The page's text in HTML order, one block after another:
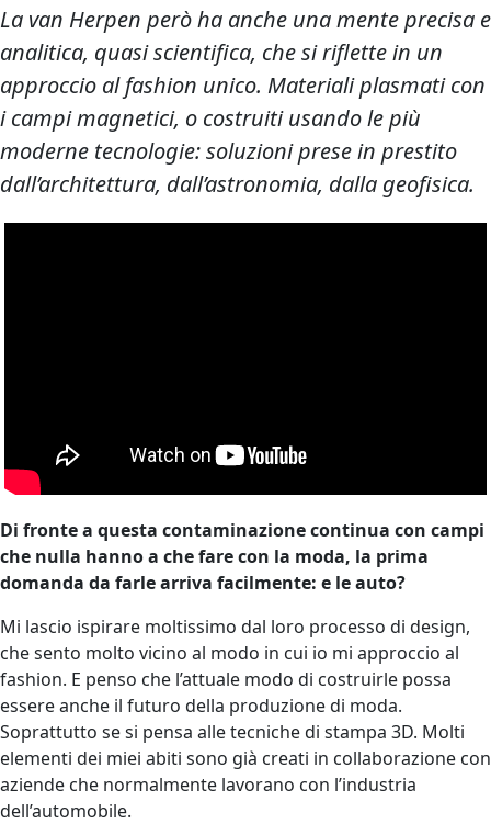
La van Herpen però ha anche una mente precisa e
analitica, quasi scientifica, che si riflette in un
approccio al fashion unico. Materiali plasmati con
i campi magnetici, o costruiti usando le più
moderne tecnologie: soluzioni prese in prestito
dall’architettura, dall’astronomia, dalla geofisica.
Di fronte a questa contaminazione continua con campi
che nulla hanno a che fare con la moda, la prima
domanda da farle arriva facilmente: e le auto?
Mi lascio ispirare moltissimo dal loro processo di design,
che sento molto vicino al modo in cui io mi approccio al
fashion. E penso che l’attuale modo di costruirle possa
essere anche il futuro della produzione di moda.
Soprattutto se si pensa alle tecniche di stampa 3D. Molti
elementi dei miei abiti sono già creati in collaborazione con
aziende che normalmente lavorano con l’industria
dell’automobile.